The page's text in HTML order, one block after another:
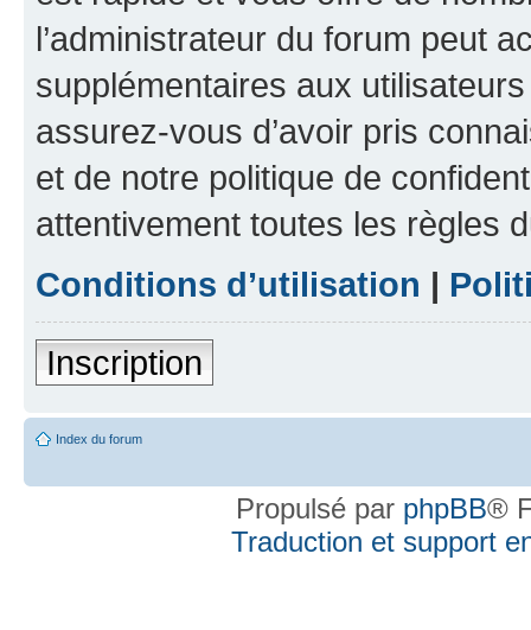
l’administrateur du forum peut
supplémentaires aux
assurez-vous d’avoir pris
et de notre politique de
attentivement toutes les règles
Conditions d’utilisation |
Inscription
Index du forum
Propulsé par phpBB®
Traduction et support